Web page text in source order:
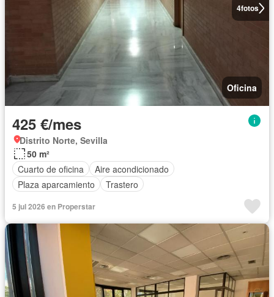
4fotos
Oficina
425 €/mes
Distrito Norte, Sevilla
50 m²
Cuarto de oficina
Aire acondicionado
Plaza aparcamiento
Trastero
5 jul 2026 en Properstar